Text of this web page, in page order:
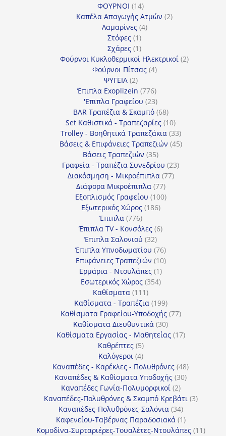
ΦΟΥΡΝΟΙ 1414
προϊόντα
Καπέλα Απαγωγής Ατμών 22
Λαμαρίνες 44
Στόφες 11
προϊόν
Σχάρες 11
προϊόν
Φούρνοι Κυκλοθερμικοί Ηλεκτρικοί 22
Φούρνοι Πίτσας 44
ΨΥΓΕΙΑ 22
προϊόντα
Έπιπλα Exoplizein 776776
προϊόντα
'Επιπλα Γραφείου 2323
προϊόντα
BAR Τραπέζια & Σκαμπό 6868
προϊόντα
Set Καθιστικά - Τραπεζαρίες 1010
προϊόντα
Trolley - Βοηθητικά Τραπεζάκια 3333
προϊόντα
Βάσεις & Επιφάνειες Τραπεζιών 4545
Βάσεις Τραπεζιών 3535
προϊόντα
Γραφεία - Τραπέζια Συνεδρίου 2323
Διακόσμηση - Μικροέπιπλα 7777
Διάφορα Μικροέπιπλα 7777
προϊόντα
Εξοπλισμός Γραφείου 100100
Εξωτερικός Χώρος 186186
Έπιπλα 776776
προϊόντα
Έπιπλα TV - Κονσόλες 66
Έπιπλα Σαλονιού 3232
προϊόντα
Έπιπλα Υπνοδωματίου 7676
προϊόντα
Επιφάνειες Τραπεζιών 1010
Ερμάρια - Ντουλάπες 11
προϊόν
Εσωτερικός Χώρος 354354
Καθίσματα 111111
προϊόντα
Καθίσματα - Τραπέζια 199199
προϊόντα
Καθίσματα Γραφείου-Υποδοχής 7777
Καθίσματα Διευθυντικά 3030
προϊόντα
Καθίσματα Εργασίας - Μαθητείας 1717
Καθρέπτες 55
προϊόντα
Καλόγεροι 44
προϊόντα
Καναπέδες - Καρέκλες - Πολυθρόνες 4848
προϊόντα
Καναπέδες & Καθίσματα Υποδοχής 3030
Καναπέδες Γωνία-Πολυμορφικοί 22
προϊόντα
Καναπέδες-Πολυθρόνες & Σκαμπό Κρεβάτι 33
Καναπέδες-Πολυθρόνες-Σαλόνια 3434
προϊόντα
Καφενείου-Ταβέρνας Παραδοσιακά 11
προϊόν
Κομοδίνα-Συρταριέρες-Τουαλέτες-Ντουλάπες 1111